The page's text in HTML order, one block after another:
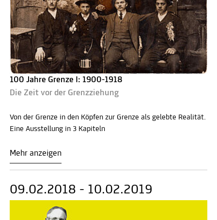
100 Jahre Grenze I: 1900-1918
Die Zeit vor der Grenzziehung
Von der Grenze in den Köpfen zur Grenze als gelebte Realität.
Eine Ausstellung in 3 Kapiteln
Mehr anzeigen
09.02.2018 - 10.02.2019